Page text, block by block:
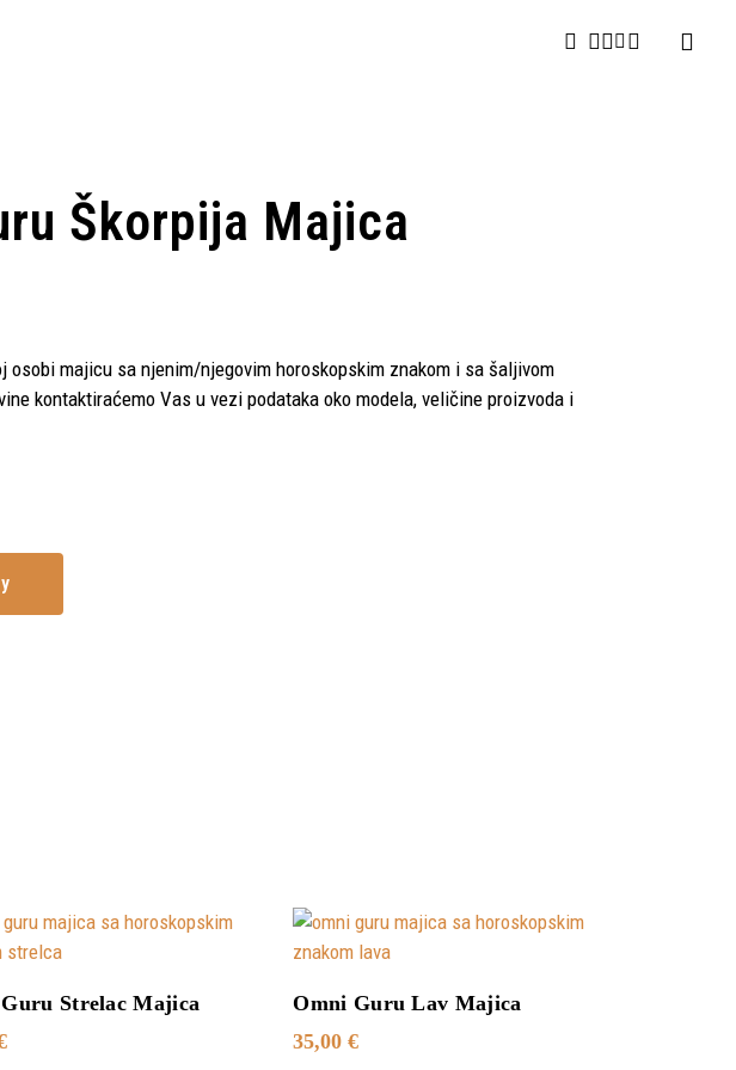
facebook
youtube
instagram
tiktok
email
Škorpija Majica
osobi majicu sa njenim/njegovim horoskopskim znakom i sa šaljivom
kontaktiraćemo Vas u vezi podataka oko modela, veličine proizvoda i
Strelac Majica
Додај У Корпу
Omni Guru Lav Majica
35,00€